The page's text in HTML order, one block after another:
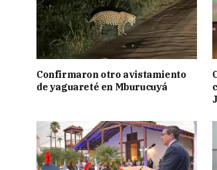
Confirmaron otro avistamiento
de yaguareté en Mburucuyá